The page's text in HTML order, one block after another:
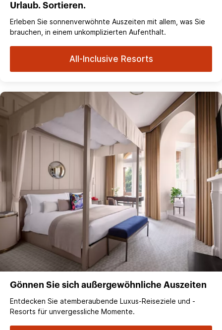
Urlaub. Sortieren.
Erleben Sie sonnenverwöhnte Auszeiten mit allem, was Sie
brauchen, in einem unkomplizierten Aufenthalt.
All-Inclusive Resorts
Gönnen Sie sich außergewöhnliche Auszeiten
Entdecken Sie atemberaubende Luxus-Reiseziele und -
Resorts für unvergessliche Momente.